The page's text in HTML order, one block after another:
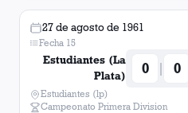
27 de agosto de 1961
Fecha 15
Estudiantes (La
Plata)
0 | 0
Estudiantes (lp)
Campeonato Primera Division